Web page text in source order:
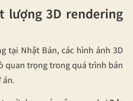
lượng 3D rendering
tại Nhật Bản, các hình ảnh 3D
quan trọng trong quá trình bán
án.